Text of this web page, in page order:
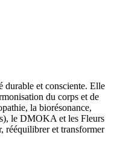
durable et consciente. Elle
du corps et de
la biorésonance,
le DMOKA et les Fleurs
rééquilibrer et transformer